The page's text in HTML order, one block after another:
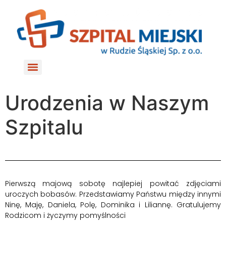
Urodzenia w Naszym
Szpitalu
Pierwszą majową sobotę najlepiej powitać zdjęciami
uroczych bobasów. Przedstawiamy Państwu między innymi
Ninę, Maję, Daniela, Polę, Dominika i Liliannę. Gratulujemy
Rodzicom i życzymy pomyślności